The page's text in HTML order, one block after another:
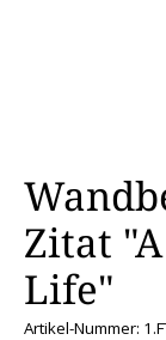
Zitat
Life"
Artikel-Nummer: